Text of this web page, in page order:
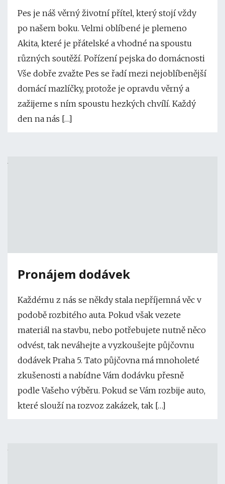
Pes je náš věrný životní přítel, který stojí vždy
po našem boku. Velmi oblíbené je plemeno
Akita, které je přátelské a vhodné na spoustu
různých soutěží. Pořízení pejska do domácnosti
Vše dobře zvažte Pes se řadí mezi nejoblíbenější
domácí mazlíčky, protože je opravdu věrný a
zažijeme s ním spoustu hezkých chvílí. Každý
den na nás […]
Pronájem dodávek
Každému z nás se někdy stala nepříjemná věc v
podobě rozbitého auta. Pokud však vezete
materiál na stavbu, nebo potřebujete nutně něco
odvést, tak neváhejte a vyzkoušejte půjčovnu
dodávek Praha 5. Tato půjčovna má mnoholeté
zkušenosti a nabídne Vám dodávku přesně
podle Vašeho výběru. Pokud se Vám rozbije auto,
které slouží na rozvoz zakázek, tak […]